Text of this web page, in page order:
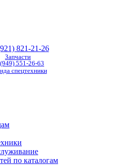
821-21-26
Запчасти
551-26-63
спецтехники
по каталогам